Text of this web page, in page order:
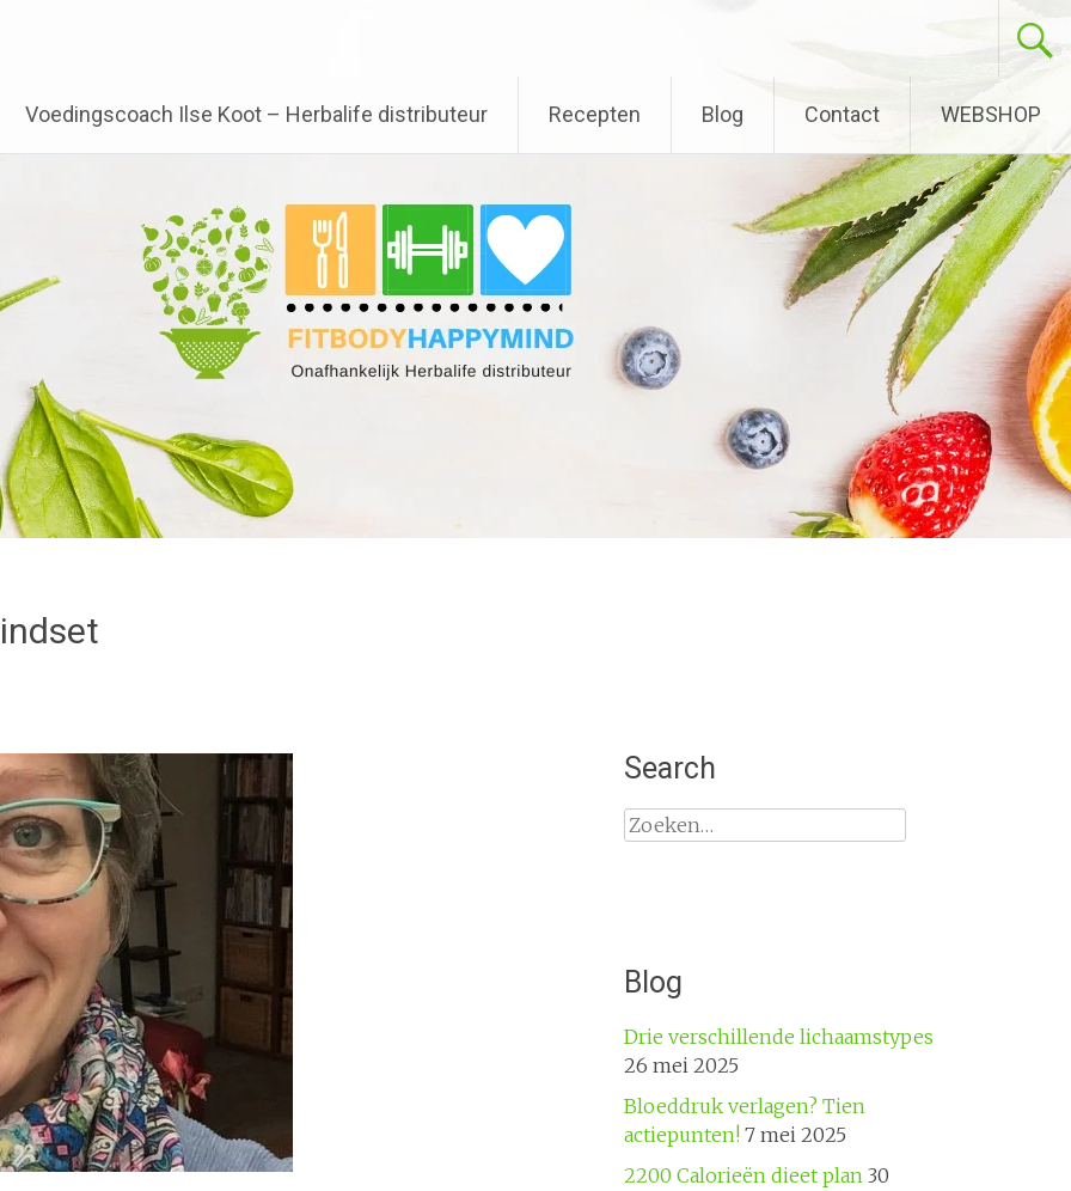
Voedingscoach Ilse Koot – Herbalife distributeur Recepten Blog Contact WEBSHOP
Search
Zoeken
Blog
Drie verschillende lichaamstypes
26 mei 2025
Bloeddruk verlagen? Tien
actiepunten! 7 mei 2025
2200 Calorieën dieet plan 30